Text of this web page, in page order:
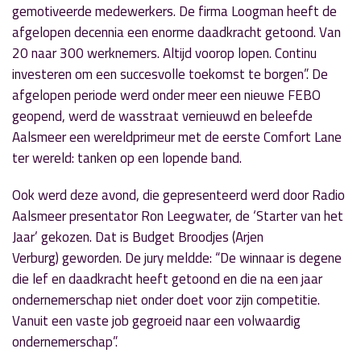
gemotiveerde medewerkers. De firma Loogman heeft de
afgelopen decennia een enorme daadkracht getoond. Van
20 naar 300 werknemers. Altijd voorop lopen. Continu
investeren om een succesvolle toekomst te borgen”. De
afgelopen periode werd onder meer een nieuwe FEBO
geopend, werd de wasstraat vernieuwd en beleefde
Aalsmeer een wereldprimeur met de eerste Comfort Lane
ter wereld: tanken op een lopende band.
Ook werd deze avond, die gepresenteerd werd door Radio
Aalsmeer presentator Ron Leegwater, de ‘Starter van het
Jaar’ gekozen. Dat is Budget Broodjes (Arjen
Verburg) geworden. De jury meldde: “De winnaar is degene
die lef en daadkracht heeft getoond en die na een jaar
ondernemerschap niet onder doet voor zijn competitie.
Vanuit een vaste job gegroeid naar een volwaardig
ondernemerschap”.